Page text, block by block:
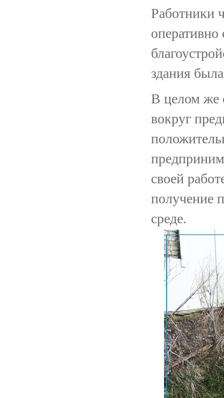
Работники
оперативно
здания
В целом же
вокруг
своей
получение
среде.